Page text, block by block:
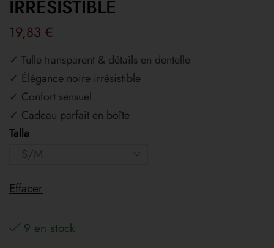
IRRÉSISTIBLE
19,83 €
✓ Tulle transparent & détails en dentelle
✓ Élégance noire irrésistible
✓ Confort sensuel
✓ Cadeau parfait en boîte
Talla
Effacer
9 en stock